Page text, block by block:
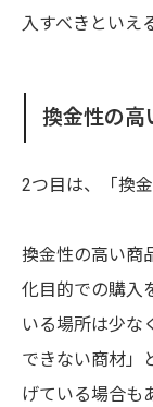
入すべきといえ
換金性の高
2つ目は、「換
換金性の高い商
化目的での購入
いる場所は少な
できない商材」
げている場合も